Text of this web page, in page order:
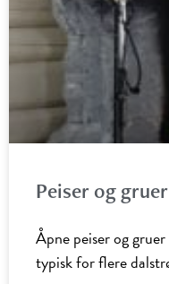
Peiser og
Åpne peiser og
typisk for flere